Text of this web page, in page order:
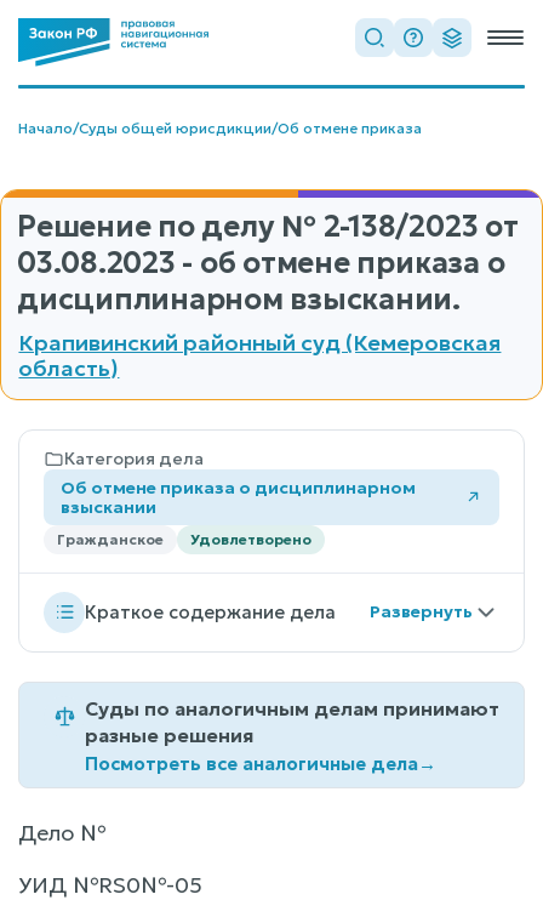
Начало/Суды общей юрисдикции/Об отмене приказа
Решение по делу № 2-138/2023 от
03.08.2023 - об отмене приказа о
дисциплинарном взыскании.
Крапивинский районный суд (Кемеровская
область)
Категория дела
Об отмене приказа о дисциплинарном
взыскании
Гражданское Удовлетворено
Краткое содержание дела
Суды по аналогичным делам принимают
разные решения
Посмотреть все аналогичные дела→
Дело №
УИД №RS0№-05